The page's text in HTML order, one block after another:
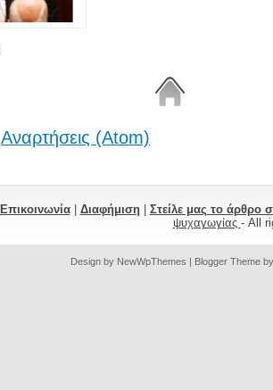
Αναρτήσεις (Atom)
Επικοινωνία| Διαφήμιση| Στείλε μας το άρθρο
ψυχαγωγίας - All
Design by NewWpThemes | Blogger Theme